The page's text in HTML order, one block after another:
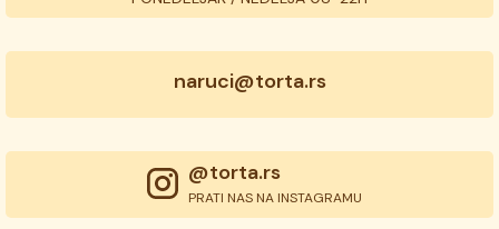
naruci@torta.rs
@torta.rs
PRATI NAS NA INSTAGRAMU